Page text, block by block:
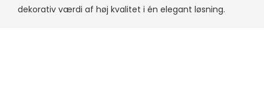
dekorativ værdi af høj kvalitet i én elegant løsning.